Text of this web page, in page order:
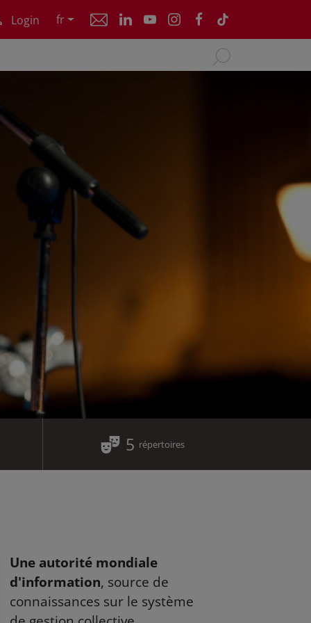
Login fr
5 répertoires
Une autorité mondiale
d'information, source de
connaissances sur le système